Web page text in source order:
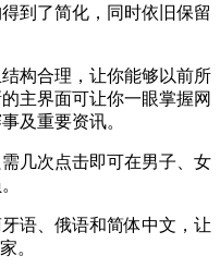
到了简化，同时依旧保留
构合理，让你能够以前所
主界面可让你一眼掌握网
及重要资讯。
几次点击即可在男子、女
语、俄语和简体中文，让
。